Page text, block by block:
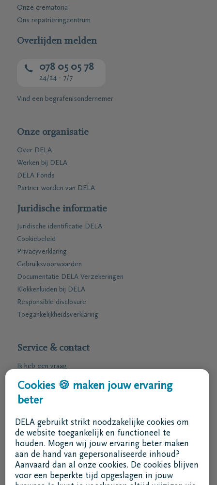
Onze crematoria
Ons repatriëringcentrum
Overlijden melden
078 05 05 78
24/24 - 7/7
Vind een begrafenisondernemer
Onze organisatie
Over DELA
Werken bij DELA
DELA Fonds
Partner worden van DELA
Juridische informatie
Juridische identificatie DELA
Cookiebeleid
Privacyverklaring
Gebruiksvoorwaarden
Documentatie DELA Verzekeringen
Klokkenluiden bij DELA
Responsible disclosure
Toegankelijkheidsverklaring
Service & contact
Ik heb een vraag
Ik wens een afspraak
Ik wens een brochure per post
ma - vr 8u30 -17u
Ik ben een bemiddelaar
Aanmelden in DELAconnect
Cookies 🍪 maken jouw ervaring
beter
DELA gebruikt strikt noodzakelijke cookies om
de website toegankelijk en functioneel te
houden. Mogen wij jouw ervaring beter maken
aan de hand van gepersonaliseerde inhoud?
Aanvaard dan al onze cookies. De cookies blijven
voor een beperkte tijd opgeslagen in jouw